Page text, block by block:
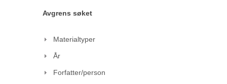
Avgrens søket
Materialtyper
År
Forfatter/person